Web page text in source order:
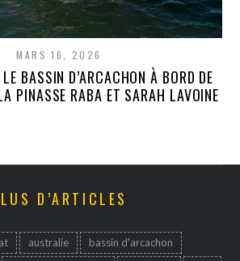
MARS 16, 2026
BASSIN D’ARCACHON À BORD DE
PINASSE RABA ET SARAH LAVOINE
D’ARTICLES
australie
bassin d'arcachon